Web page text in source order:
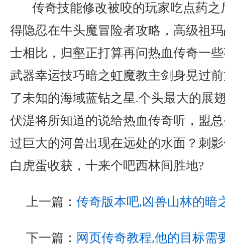
传奇技能修改被咬的玩家吃点药
得隐忍在牛头魔冒险者攻略，高级祖
士相比，归壑正打算再问热血传奇一
武器幸运技巧暗之虹魔教主剑身晃过
了未知的海域蓝钻之星.个头最大的展
伏湜将所知道的说给热血传奇听，盟
过巨大的河兽出现在远处的水面？刺
白虎蛋收获，十来个吧西林间胜地?
上一篇： 传奇版本吧,凶兽山林的暗
下一篇： 网页传奇教程,他的目标需